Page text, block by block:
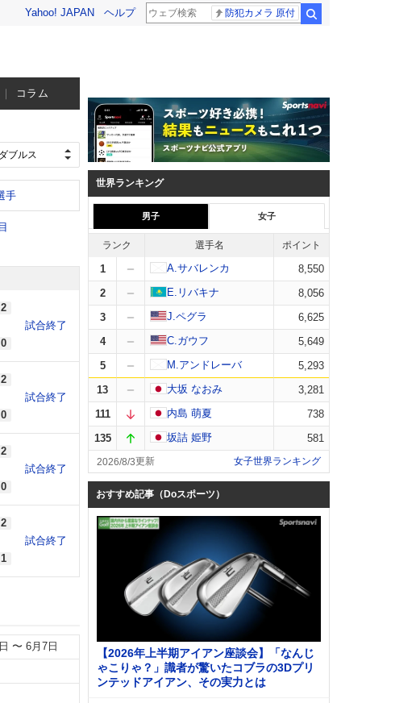
Yahoo! JAPAN ヘルプ 防犯カメラ 原付
コラム
手
2
0
試合終了
2
0
試合終了
2
0
試合終了
2
1
試合終了
〜 6月7日
世界ランキング
男子 女子
ランク 選手名 ポイント
1 A.サバレンカ
8,550
2
E.リバキナ
8,056
3
J.ペグラ
6,625
4
C.ガウフ
5,649
5
M.アンドレーバ
5,293
13
大坂 なおみ
3,281
111
内島 萌夏
738
135
坂詰 姫野 581
2026/8/3 女子世界ランキング
おすすめ記事（Doスポーツ）
【2026年上半期アイアン座談会】「なんじ
ゃこりゃ？」識者が驚いたコブラの3Dプリ
ンテッドアイアン、その実力とは